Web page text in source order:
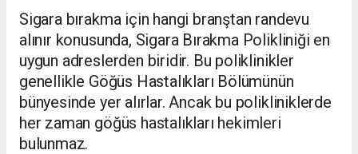
Sigara bırakma için hangi branştan randevu
alınır konusunda, Sigara Bırakma Polikliniği en
uygun adreslerden biridir. Bu poliklinikler
genellikle Göğüs Hastalıkları Bölümünün
bünyesinde yer alırlar. Ancak bu polikliniklerde
her zaman göğüs hastalıkları hekimleri
bulunmaz.